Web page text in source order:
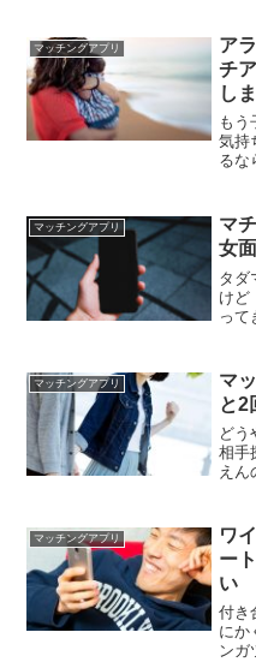
マッチングアプリ
ア
チ
し
もう
気持
るな
色々
っ
偏見
マッチングアプリ
マ
女
タダ
けど
って
会う
か
全に
マッチングアプリ
マ
と2
どう
相手
えん
て実
な
マッチングアプリ
ワ
ー
い
付き
にか
ンガ